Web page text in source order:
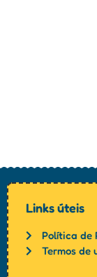
Links úteis
Política de
Termos de